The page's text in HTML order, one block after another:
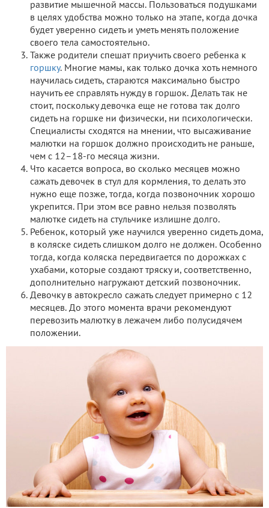
развитие мышечной массы. Пользоваться подушками
в целях удобства можно только на этапе, когда дочка
будет уверенно сидеть и уметь менять положение
своего тела самостоятельно.
Также родители спешат приучить своего ребенка к
горшку. Многие мамы, как только дочка хоть немного
научилась сидеть, стараются максимально быстро
научить ее справлять нужду в горшок. Делать так не
стоит, поскольку девочка еще не готова так долго
сидеть на горшке ни физически, ни психологически.
Специалисты сходятся на мнении, что высаживание
малютки на горшок должно происходить не раньше,
чем с 12–18-го месяца жизни.
Что касается вопроса, во сколько месяцев можно
сажать девочек в стул для кормления, то делать это
нужно еще позже, тогда, когда позвоночник хорошо
укрепится. При этом все равно нельзя позволять
малютке сидеть на стульчике излишне долго.
Ребенок, который уже научился уверенно сидеть дома,
в коляске сидеть слишком долго не должен. Особенно
тогда, когда коляска передвигается по дорожках с
ухабами, которые создают тряску и, соответственно,
дополнительно нагружают детский позвоночник.
Девочку в автокресло сажать следует примерно с 12
месяцев. До этого момента врачи рекомендуют
перевозить малютку в лежачем либо полусидячем
положении.